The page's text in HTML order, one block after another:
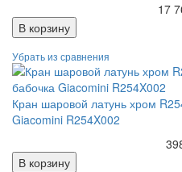
17
В корзину
Кран шаровой латунь хром
Giacomini R254X002
В корзину